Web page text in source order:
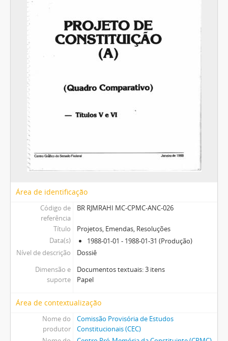
Área de identificação
Código de
referência
BR RJMRAHI MC-CPMC-ANC-026
Título
Projetos, Emendas, Resoluções
Data(s)
1988-01-01 - 1988-01-31 (Produção)
Nível de descrição
Dossiê
Dimensão e
suporte
Documentos textuais: 3 itens
Papel
Área de contextualização
Nome do
produtor
Comissão Provisória de Estudos
Constitucionais (CEC)